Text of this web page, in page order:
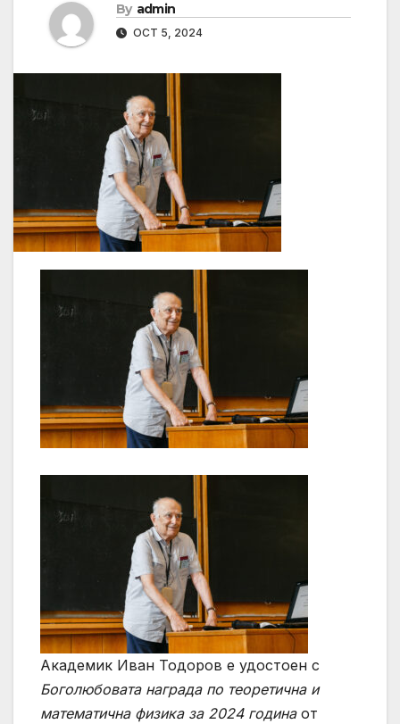
By admin
OCT 5, 2024
Академик Иван Тодоров е удостоен с
Боголюбовата награда по теоретична и
математична физика за 2024годинаот